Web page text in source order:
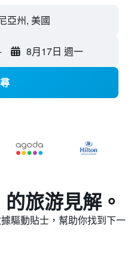
亞州, 美國
8月17日 週一
旅游見解。
驅動貼士，幫助你找到下一